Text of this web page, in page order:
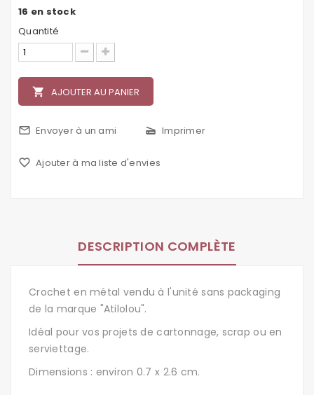
16 en stock
Quantité
local_grocery_store AJOUTER AU PANIER
mail_outline Envoyer à un ami scanner Imprimer
favorite_border Ajouter à ma liste d'envies
DESCRIPTION COMPLÈTE
Crochet en métal vendu à l'unité sans packaging
de la marque "Atilolou".
Idéal pour vos projets de cartonnage, scrap ou en
serviettage.
Dimensions : environ 0.7 x 2.6 cm.